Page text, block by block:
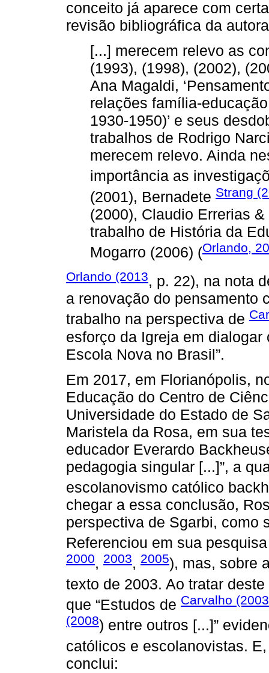
conceito já aparece com
revisão bibliográfica da
[...] merecem relevo as
(1993), (1998), (2002),
Ana Magaldi,
relações família-
1930-1950)’ e seus
trabalhos de Rodrigo
merecem relevo. Ainda
importância as
(2001), Bernadete Strang
(2000), Claudio Errerias
trabalho de História da
Mogarro (2006) (Orlando,
Orlando (2013, p. 22), na nota
a renovação do pensamento
trabalho na perspectiva de
esforço da Igreja em
Escola Nova no Brasil”.
Em 2017, em Florianópolis,
Educação do Centro de
Universidade do Estado de
Maristela da Rosa, em sua
educador Everardo
pedagogia singular [...]”, a
escolanovismo católico
chegar a essa conclusão,
perspectiva de Sgarbi, como
Referenciou em sua
2000, 2003, 2005), mas, sobre
texto de 2003. Ao tratar
que “Estudos de Carvalho (2003
(2008) entre outros [...]”
católicos e escolanovistas.
conclui: